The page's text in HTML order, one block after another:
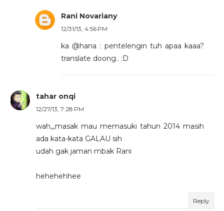
Rani Novariany
12/31/13, 4:56 PM
ka @hana : pentelengin tuh apaa kaaa?
translate doong.. :D
tahar onqi
12/27/13, 7:28 PM
wah,,,masak mau memasuki tahun 2014 masih
ada kata-kata GALAU sih
udah gak jaman mbak Rani
hehehehhee
Reply